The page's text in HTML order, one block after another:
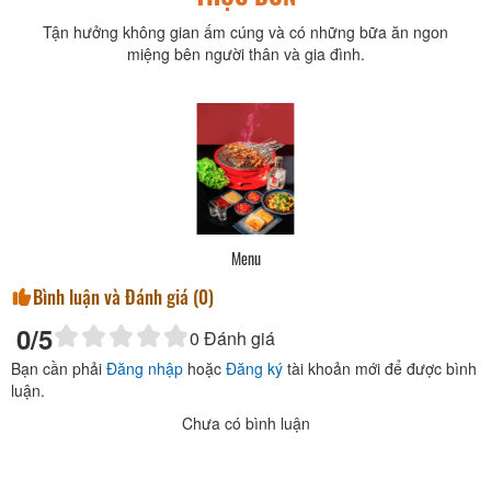
Tận hưởng không gian ấm cúng và có những bữa ăn ngon
miệng bên người thân và gia đình.
Bình luận và Đánh giá (0)
0/5 0 Đánh giá
Bạn cần phải Đăng nhập hoặc Đăng ký tài khoản mới để được bình
luận.
Chưa có bình luận